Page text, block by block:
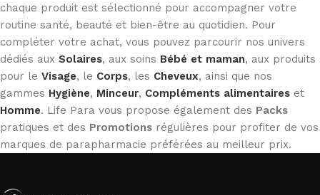
chaque produit est sélectionné pour accompagner votre
routine santé, beauté et bien-être au quotidien. Pour
compléter votre achat, vous pouvez parcourir nos univers
dédiés aux Solaires, aux soins Bébé et maman, aux produits
pour le Visage, le Corps, les Cheveux, ainsi que nos
gammes Hygiène, Minceur, Compléments alimentaires et
Homme. Life Para vous propose également des Packs
pratiques et des Promotions régulières pour profiter de vos
marques de parapharmacie préférées au meilleur prix.